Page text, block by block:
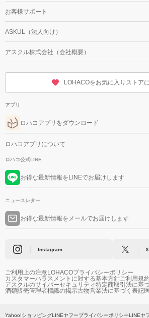
お客様サポート
ASKUL（法人向け）
アスクル株式会社（会社概要）
LOHACOをお気に入りストア
アプリ
ロハコアプリをダウンロード
ロハコアプリについて
ロハコ公式LINE
お得な最新情報をLINEでお届けします
ニュースレター
お得な最新情報をメールでお届けします
Instagram
ご利用上の注意LOHACOプライバシーポリシー
カスタマーハラスメントに対する基本方針ご利用規約
アスクルのサイバーセキュリティ特定商取引法に基
酒類販売管理者標識の掲示古物営業法に基づく表記
Yahoo!ショッピングLINEヤフープライバシーポリシーLINEヤ